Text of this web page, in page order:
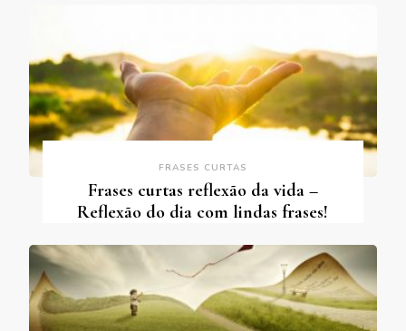
FRASES CURTAS
Frases curtas reflexão da vida –
Reflexão do dia com lindas frases!